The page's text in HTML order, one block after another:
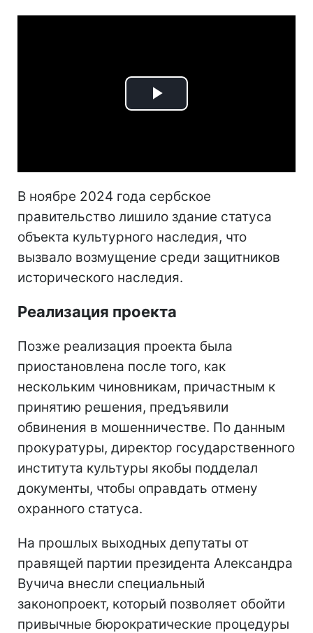
Play
В ноябре 2024 года сербское
правительство лишило здание статуса
объекта культурного наследия, что
вызвало возмущение среди защитников
исторического наследия.
Реализация проекта
Позже реализация проекта была
приостановлена после того, как
нескольким чиновникам, причастным к
принятию решения, предъявили
обвинения в мошенничестве. По данным
прокуратуры, директор государственного
института культуры якобы подделал
документы, чтобы оправдать отмену
охранного статуса.
На прошлых выходных депутаты от
правящей партии президента Александра
Вучича внесли специальный
законопроект, который позволяет обойти
привычные бюрократические процедуры